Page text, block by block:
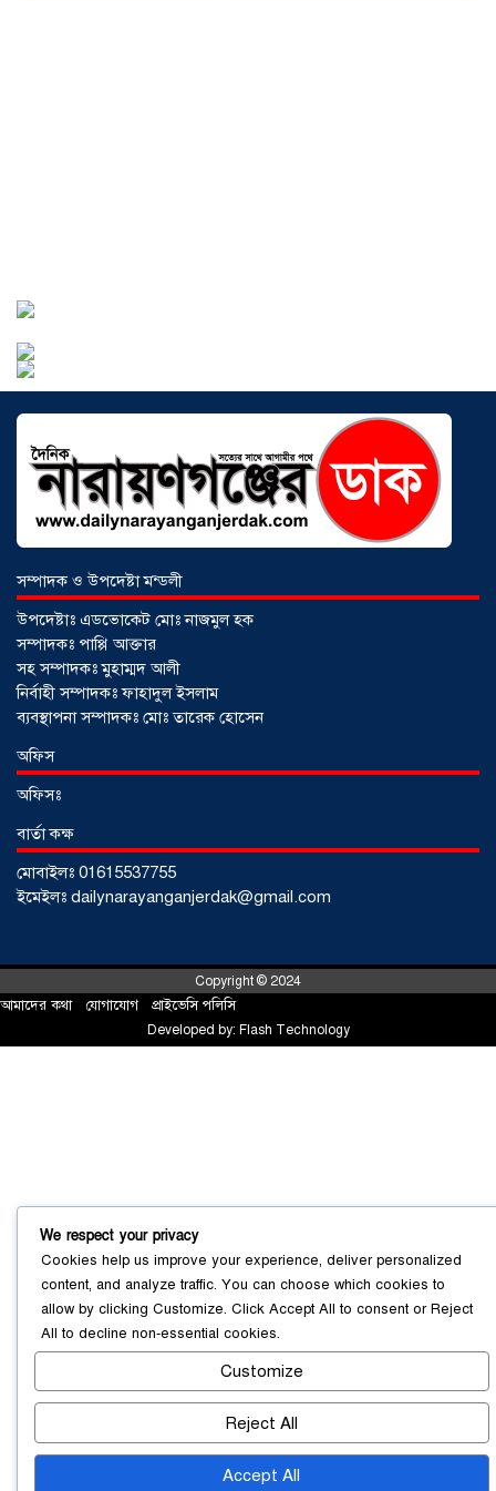
শর্টগান
০৩ আগস্ট ২০২৬
সোনারগাঁয়ে পরিত্যক্ত উন্নয়ন প্রকল্প:
ঠিকাদারের গাফিলতি নাকি তদারকির অভাব
০২ আগস্ট ২০২৬
নারায়ণগঞ্জে জাতীয় যুব শক্তির নতুন কমিটি,
নেতৃত্বে বাঁধন-ইমন
০২ আগস্ট ২০২৬
সম্পাদক ও উপদেষ্টা মন্ডলী
উপদেষ্টাঃ এডভোকেট মোঃ নাজমুল হক
সম্পাদকঃ পাপ্পি আক্তার
সহ সম্পাদকঃ মুহাম্মদ আলী
নির্বাহী সম্পাদকঃ ফাহাদুল ইসলাম
ব্যবস্থাপনা সম্পাদকঃ মোঃ তারেক হোসেন
অফিস
অফিসঃ
বার্তা কক্ষ
মোবাইলঃ 01615537755
ইমেইলঃ dailynarayanganjerdak@gmail.com
Copyright © 2024
আমাদের কথা যোগাযোগ প্রাইভেসি পলিসি
Developed by: Flash Technology
We respect your privacy
Cookies help us improve your experience, deliver personalized
content, and analyze traffic. You can choose which cookies to
allow by clicking Customize. Click Accept All to consent orReject
All to decline non-essential cookies.
Customize
Reject All
Accept All